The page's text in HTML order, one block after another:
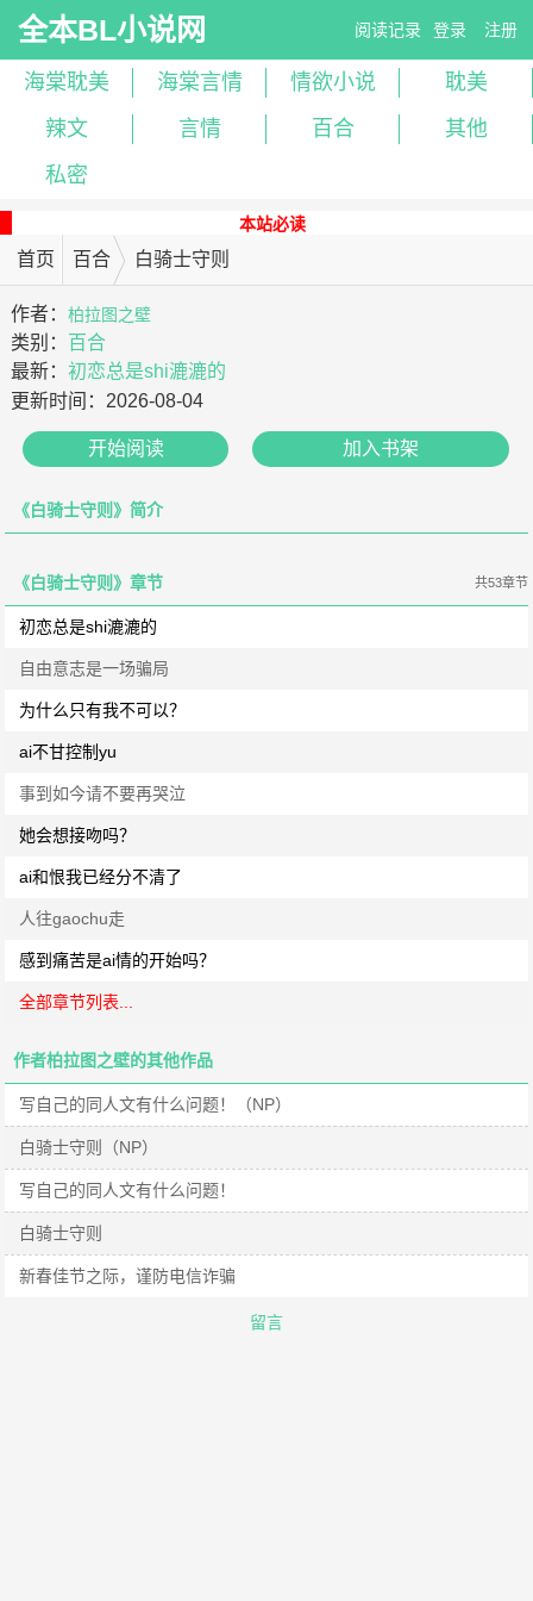
全本BL小说网 阅读记录 登录 注册
海棠耽美 海棠言情 情欲小说
耽美
辣文
言情 百合
其他
私密
本站必读
首页 百合 白骑士守则
作者：柏拉图之壁
类别： 百合
最新：初恋总是shi漉漉的
更新时间： 2026-08-04
开始阅读 加入书架
《白骑士守则》简介
《白骑士守则》章节 共53章节
初恋总是shi漉漉的
自由意志是一场骗局
为什么只有我不可以？
ai不甘控制yu
事到如今请不要再哭泣
她会想接吻吗？
ai和恨我已经分不清了
人往gaochu走
感到痛苦是ai情的开始吗？
全部章节列表...
作者柏拉图之壁的其他作品
写自己的同人文有什么问题！（NP）
白骑士守则（NP）
写自己的同人文有什么问题！
白骑士守则
新春佳节之际，谨防电信诈骗
留言